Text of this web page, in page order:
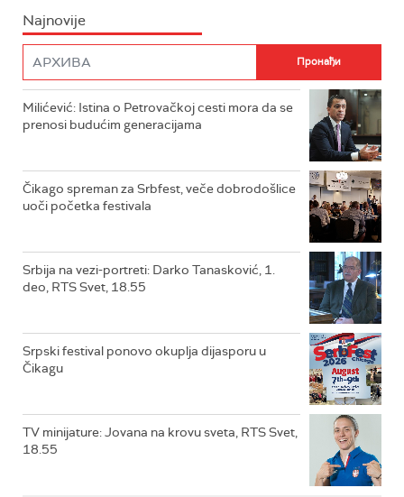
Najnovije
Milićević: Istina o Petrovačkoj cesti mora da se
prenosi budućim generacijama
Čikago spreman za Srbfest, veče dobrodošlice
uoči početka festivala
Srbija na vezi-portreti: Darko Tanasković, 1.
deo, RTS Svet, 18.55
Srpski festival ponovo okuplja dijasporu u
Čikagu
TV minijature: Jovana na krovu sveta, RTS Svet,
18.55